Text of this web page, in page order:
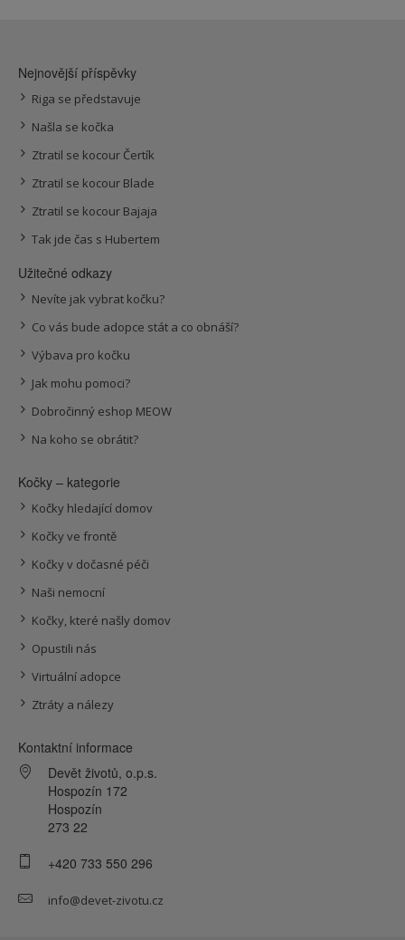
Nejnovější příspěvky
Riga se představuje
Našla se kočka
Ztratil se kocour Čertík
Ztratil se kocour Blade
Ztratil se kocour Bajaja
Tak jde čas s Hubertem
Užitečné odkazy
Nevíte jak vybrat kočku?
Co vás bude adopce stát a co obnáší?
Výbava pro kočku
Jak mohu pomoci?
Dobročinný eshop MEOW
Na koho se obrátit?
Kočky – kategorie
Kočky hledající domov
Kočky ve frontě
Kočky v dočasné péči
Naši nemocní
Kočky, které našly domov
Opustili nás
Virtuální adopce
Ztráty a nálezy
Kontaktní informace
Devět životů, o.p.s.
Hospozín 172
Hospozín
273 22
+420 733 550 296
info@devet-zivotu.cz